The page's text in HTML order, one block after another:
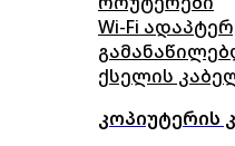
Wi-Fi
ქსელის
კოპიუტერის